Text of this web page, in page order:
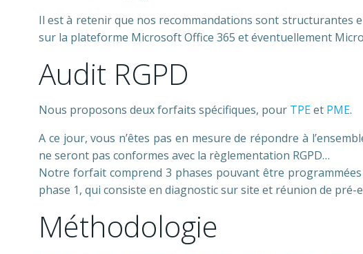
Il est à retenir que nos recommandations sont structurantes
sur la plateforme Microsoft Office 365 et éventuellement
Audit RGPD
Nous proposons deux forfaits spécifiques, pour TPEet PME.
A ce jour, vous n’êtes pas en mesure de répondre à
ne seront pas conformes avec la règlementation RGPD…
Notre forfait comprend 3 phases pouvant être
phase 1, qui consiste en diagnostic sur site et réunion de
Méthodologie